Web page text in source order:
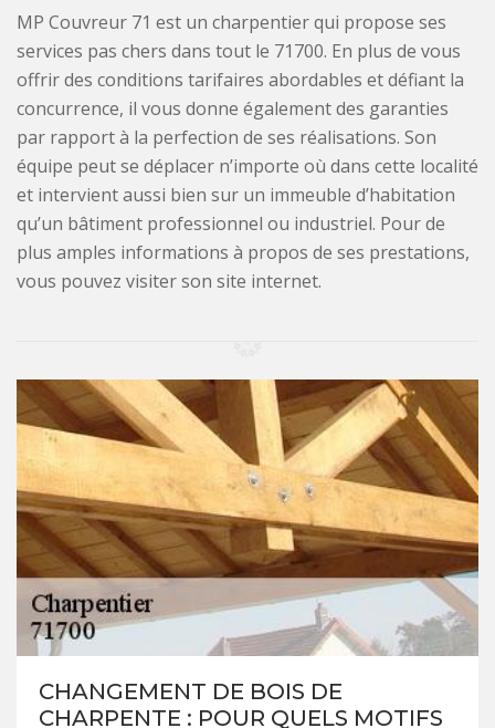
MP Couvreur 71 est un charpentier qui propose ses
services pas chers dans tout le 71700. En plus de vous
offrir des conditions tarifaires abordables et défiant la
concurrence, il vous donne également des garanties
par rapport à la perfection de ses réalisations. Son
équipe peut se déplacer n’importe où dans cette localité
et intervient aussi bien sur un immeuble d’habitation
qu’un bâtiment professionnel ou industriel. Pour de
plus amples informations à propos de ses prestations,
vous pouvez visiter son site internet.
CHANGEMENT DE BOIS DE
CHARPENTE : POUR QUELS MOTIFS